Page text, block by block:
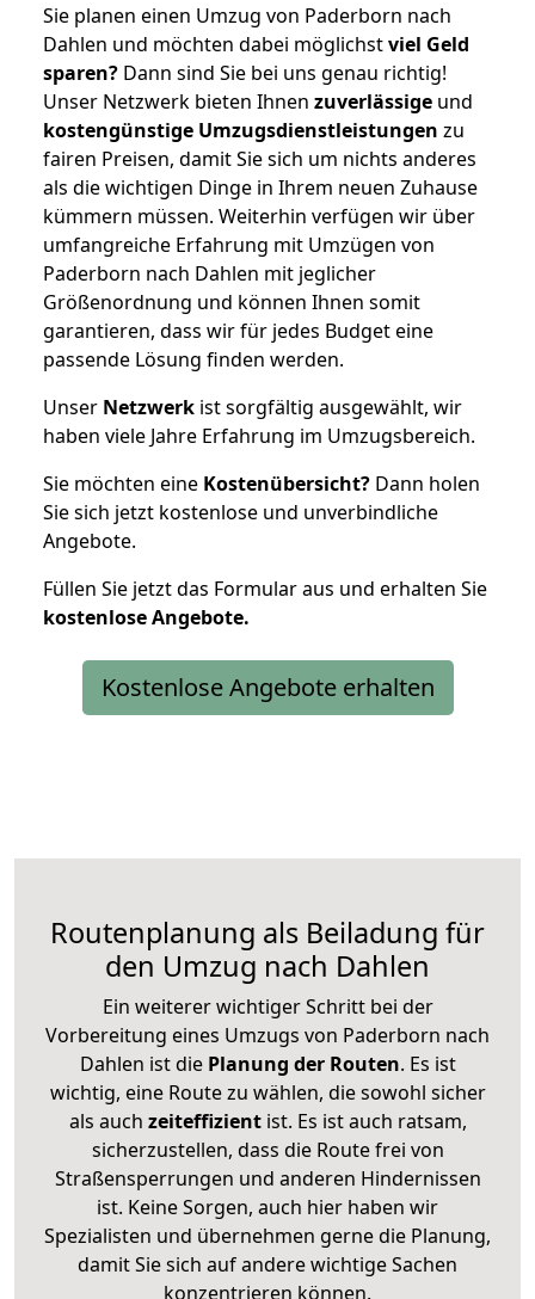
Sie planen einen Umzug von Paderborn nach
Dahlen und möchten dabei möglichstviel Geld
sparen? Dann sind Sie bei uns genau richtig!
Unser Netzwerk bieten Ihnen zuverlässige und
kostengünstige Umzugsdienstleistungen zu
fairen Preisen, damit Sie sich um nichts anderes
als die wichtigen Dinge in Ihrem neuen Zuhause
kümmern müssen. Weiterhin verfügen wir über
umfangreiche Erfahrung mit Umzügen von
Paderborn nach Dahlen mit jeglicher
Größenordnung und können Ihnen somit
garantieren, dass wir für jedes Budget eine
passende Lösung finden werden.
Unser Netzwerk ist sorgfältig ausgewählt, wir
haben viele Jahre Erfahrung im Umzugsbereich.
Sie möchten eine Kostenübersicht? Dann holen
Sie sich jetzt kostenlose und unverbindliche
Angebote.
Füllen Sie jetzt das Formular aus und erhalten Sie
kostenloseAngebote.
Kostenlose Angebote erhalten
Routenplanung als Beiladung für
den Umzug nach Dahlen
Ein weiterer wichtiger Schritt bei der
Vorbereitung eines Umzugs von Paderborn nach
Dahlen ist diePlanung der Routen. Es ist
wichtig, eine Route zu wählen, die sowohl sicher
als auch zeiteffizientist. Es ist auch ratsam,
sicherzustellen, dass die Route frei von
Straßensperrungen und anderen Hindernissen
ist. Keine Sorgen, auch hier haben wir
Spezialisten und übernehmen gerne die Planung,
damit Sie sich auf andere wichtige Sachen
konzentrieren können.